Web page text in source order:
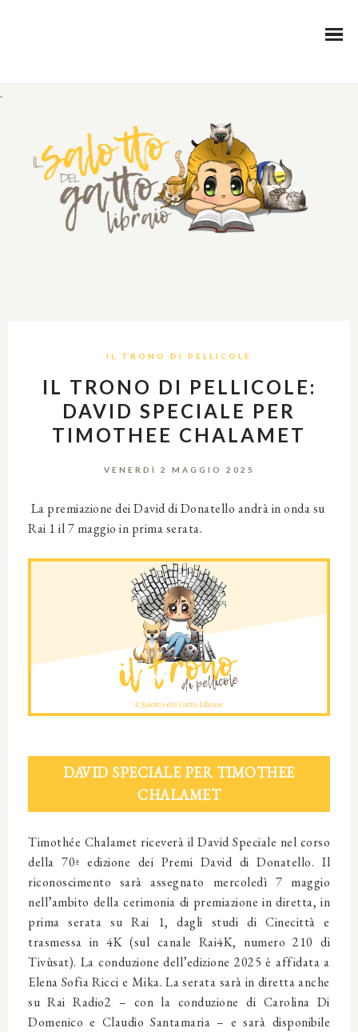
.
IL TRONO DI PELLICOLE
IL TRONO DI PELLICOLE:
DAVID SPECIALE PER
TIMOTHEE CHALAMET
VENERDÌ 2 MAGGIO 2025
La premiazione dei David di Donatello andrà in onda su
Rai 1 il 7 maggio in prima serata.
DAVID SPECIALE PER TIMOTHEE
CHALAMET
Timothée Chalamet riceverà il David Speciale nel corso
della 70ª edizione dei Premi David di Donatello. Il
riconoscimento sarà assegnato mercoledì 7 maggio
nell’ambito della cerimonia di premiazione in diretta, in
prima serata su Rai 1, dagli studi di Cinecittà e
trasmessa in 4K (sul canale Rai4K, numero 210 di
Tivùsat). La conduzione dell’edizione 2025 è affidata a
Elena Sofia Ricci e Mika. La serata sarà in diretta anche
su Rai Radio2 – con la conduzione di Carolina Di
Domenico e Claudio Santamaria – e sarà disponibile